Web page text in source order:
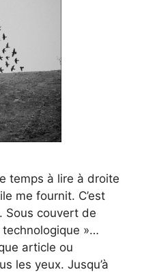
temps à lire à droite
me fournit. C’est
Sous couvert de
technologique »…
article ou
les yeux. Jusqu’à